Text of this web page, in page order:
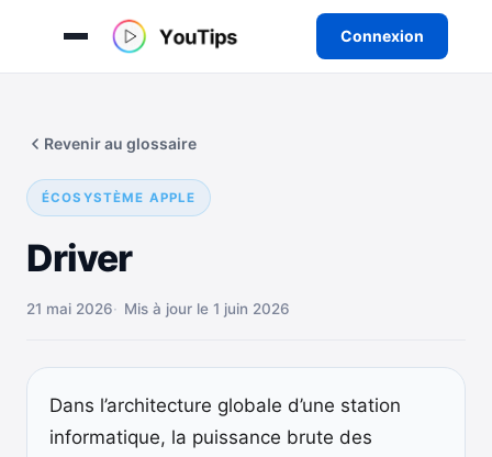
Connexion
contenu
ÉCOSYSTÈME APPLE
Driver
Revenir au glossaire
21 mai 2026 Mis à jour le 1 juin 2026
Dans l’architecture globale d’une station
informatique, la puissance brute des